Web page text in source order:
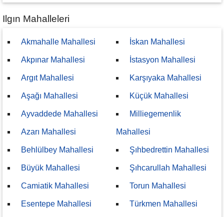
Ilgın Mahalleleri
Akmahalle Mahallesi
Akpınar Mahallesi
Argıt Mahallesi
Aşağı Mahallesi
Ayvaddede Mahallesi
Azarı Mahallesi
Behlülbey Mahallesi
Büyük Mahallesi
Camiatik Mahallesi
Esentepe Mahallesi
İskan Mahallesi
İstasyon Mahallesi
Karşıyaka Mahallesi
Küçük Mahallesi
Milliegemenlik
Mahallesi
Şıhbedrettin Mahallesi
Şıhcarullah Mahallesi
Torun Mahallesi
Türkmen Mahallesi